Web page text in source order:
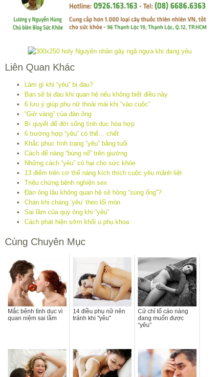
Liên Quan Khác
Làm gì khi “yêu” bị đau?
Bạn sẽ bị đau khi quan hệ nếu không biết điều này
6 lưu ý giúp phụ nữ thoải mái khi “vào cuộc”
“Giờ vàng” của đàn ông
Bí quyết để đời sống tình dục hòa hợp
6 trường hợp “yêu” có thể… chết
Khắc phục tình trạng “yêu” bằng tuổi
Cách để nàng “bùng nổ” trên giường
Những cách “yêu” có hại cho sức khỏe
13 điểm trên cơ thể nàng kích thích cuộc yêu mãnh liệt
Triệu chứng bệnh nghiện sex
Đàn ông lâu không quan hệ sẽ hỏng “súng ống”?
Chán khi chàng ‘yêu’ theo lối mòn
Sai lầm của quý ông khi “yêu”
Cách phát hiện sớm khối u phụ khoa
Cùng Chuyên Mục
Mắc bệnh tình dục vì
quan niệm sai lầm
14 điều phụ nữ nên
tránh khi "yêu"
Cử chỉ tố cáo nàng
đang muốn được
“yêu”